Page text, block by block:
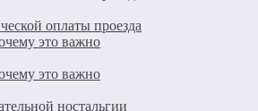
оплаты проезда
это важно
это важно